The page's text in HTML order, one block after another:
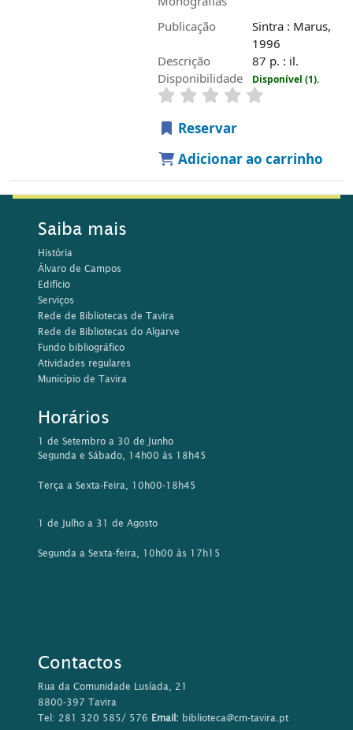
Publicação
Sintra : Marus,
1996
Descrição
87 p. : il.
Disponibilidade
Disponível (1).
Reservar
Adicionar ao carrinho
Saiba mais
História
Álvaro de Campos
Edifício
Serviços
Rede de Bibliotecas de Tavira
Rede de Bibliotecas do Algarve
Fundo bibliográfico
Atividades regulares
Município de Tavira
Horários
1 de Setembro a 30 de Junho
Segunda e Sábado, 14h00 às 18h45
Terça a Sexta-Feira, 10h00-18h45
1 de Julho a 31 de Agosto
Segunda a Sexta-feira, 10h00 às 17h15
Contactos
Rua da Comunidade Lusíada, 21
8800-397 Tavira
Tel: 281 320 585/ 576 Email: biblioteca@cm-tavira.pt